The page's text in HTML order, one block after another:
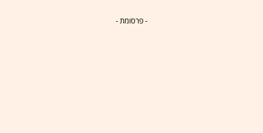
- פרסומת -